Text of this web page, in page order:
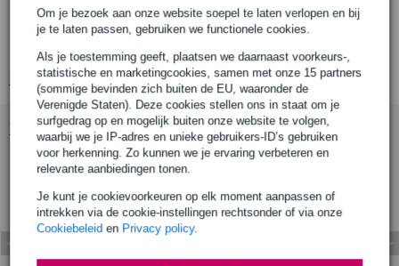
Om je bezoek aan onze website soepel te laten verlopen en bij
je te laten passen, gebruiken we functionele cookies.
Als je toestemming geeft, plaatsen we daarnaast voorkeurs-,
statistische en marketingcookies, samen met onze 15 partners
(sommige bevinden zich buiten de EU, waaronder de
Verenigde Staten). Deze cookies stellen ons in staat om je
surfgedrag op en mogelijk buiten onze website te volgen,
waarbij we je IP-adres en unieke gebruikers-ID’s gebruiken
voor herkenning. Zo kunnen we je ervaring verbeteren en
relevante aanbiedingen tonen.
Je kunt je cookievoorkeuren op elk moment aanpassen of
intrekken via de cookie-instellingen rechtsonder of via onze
Cookiebeleid en Privacy policy.
type: heavy duty universele plaatassemblage
geschikt voor: dubbele katrol (double pulley)
Bekijk alle productspecificaties
Bekijk ook eens (4)